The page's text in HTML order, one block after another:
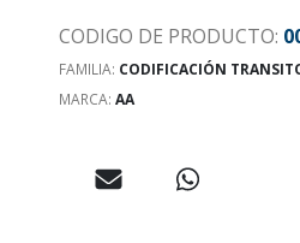
CODIGO DE PRODUCTO:
FAMILIA: CODIFICACIÓN
MARCA: AA